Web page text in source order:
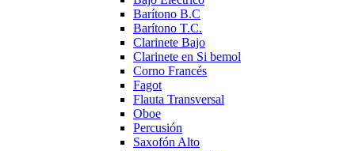
Barítono B.C
Barítono T.C.
Clarinete Bajo
Clarinete en Si bemol
Corno Francés
Fagot
Flauta Transversal
Oboe
Percusión
Saxofón Alto